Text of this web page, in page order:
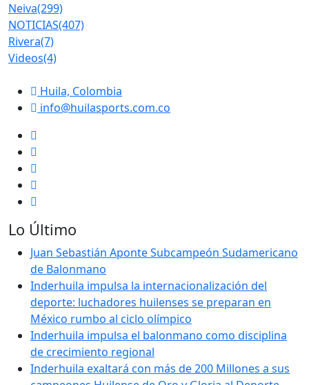
Neiva(299)
NOTICIAS(407)
Rivera(7)
Videos(4)
Huila, Colombia
info@huilasports.com.co
Lo Último
Juan Sebastián Aponte Subcampeón Sudamericano
de Balonmano
Inderhuila impulsa la internacionalización del
deporte: luchadores huilenses se preparan en
México rumbo al ciclo olímpico
Inderhuila impulsa el balonmano como disciplina
de crecimiento regional
Inderhuila exaltará con más de 200 Millones a sus